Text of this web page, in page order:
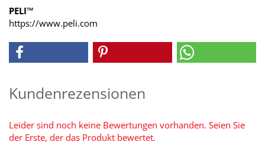
PELI™
https://www.peli.com
Kundenrezensionen
Leider sind noch keine Bewertungen vorhanden. Seien Sie
der Erste, der das Produkt bewertet.